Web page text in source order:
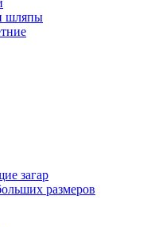
шляпы
загар
размеров